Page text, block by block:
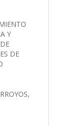
Y
DE